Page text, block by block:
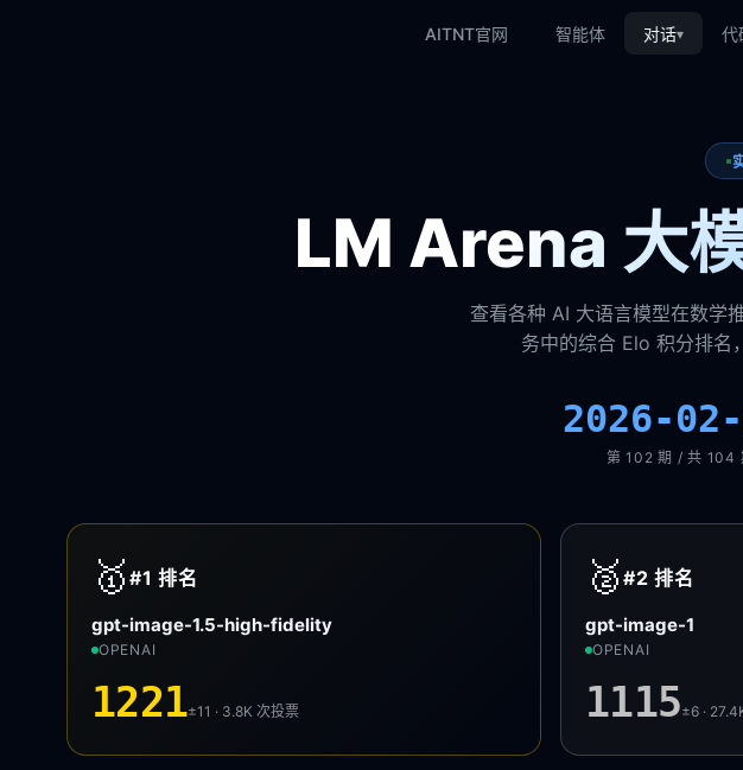
AITNT官网 智能体 对话▾ 代
LM Arena 大
查看各种 AI 大语言模型在数学
务中的综合 Elo 积分排名
2026-
第 102 期 / 共 104
🥇 #1排名
gpt-image-1.5-high-fidelity
OPENAI
1221±11 · 3.8K次投票
🥈 #2排名
gpt-image-1
OPENAI
1115±6 ·